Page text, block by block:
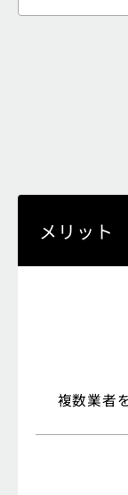
メリット
複数業者